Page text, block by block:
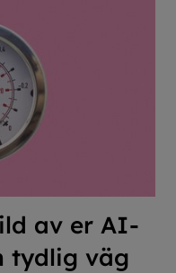
av er AI-
tydlig väg